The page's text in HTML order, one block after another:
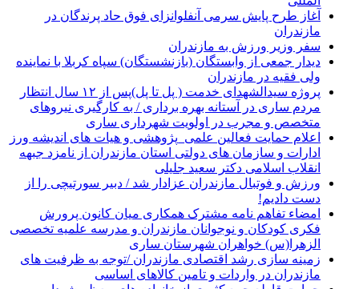
آغاز طرح پایش سرمی آنفلوانزای فوق حاد پرندگان در
مازندران
سفر وزیر ورزش به مازندران
دیدار جمعی از وابستگان (بازنشستگان) سپاه کربلا با نماینده
ولی فقیه در مازندران
پروژه سیدالشهدای خدمت ( پل تا پل)پس از ۱۲ سال انتظار
مردم ساری در آستانه بهره برداری / به کارگیری نیروهای
متخصص و مجرب در اولویت شهرداری ساری
اعلام حمایت فعالین علمی_پژوهشی و هیات های اندیشه ورز
ادارات و سازمان های دولتی استان مازندران از نامزد جبهه
انقلاب اسلامی دکتر سعید جلیلی
ورزش و فوتبال مازندران عزادار شد / دبیر سورتیچی را از
دست دادیم!
امضاء تفاهم نامه مشترک همکاری میان کانون پرورش
فکری کودکان و نوجوانان مازندران و مدرسه علمیه تخصصی
الزهرا(س) خواهران شهرستان ساری
زمینه سازی رشد اقتصادی مازندران /توجه به ظرفیت های
مازندران در واردات و تامین کالاهای اساسی